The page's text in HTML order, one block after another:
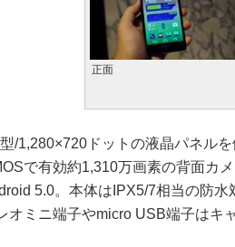
正面
/1,280×720ドットの液晶パネル
で有効約1,310万画素の背面カ
5.0。本体はIPX5/7相当の防水
オミニ端子やmicro USB端子はキ